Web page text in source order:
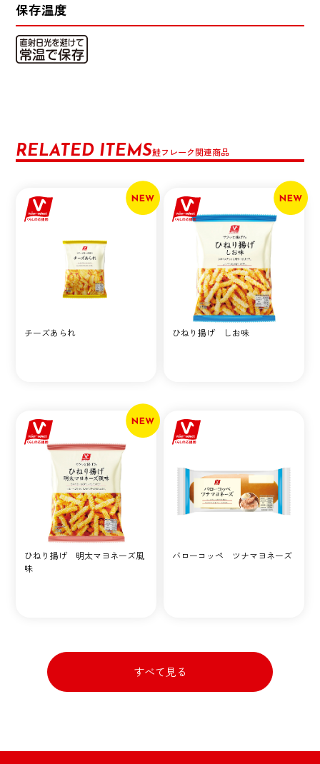
保存温度
RELATED ITEMS鮭フレーク関連商品
チーズあられ ひねり揚げ しお味
ひねり揚げ 明太マヨネーズ風
味
バローコッペ ツナマヨネーズ
すべて見る